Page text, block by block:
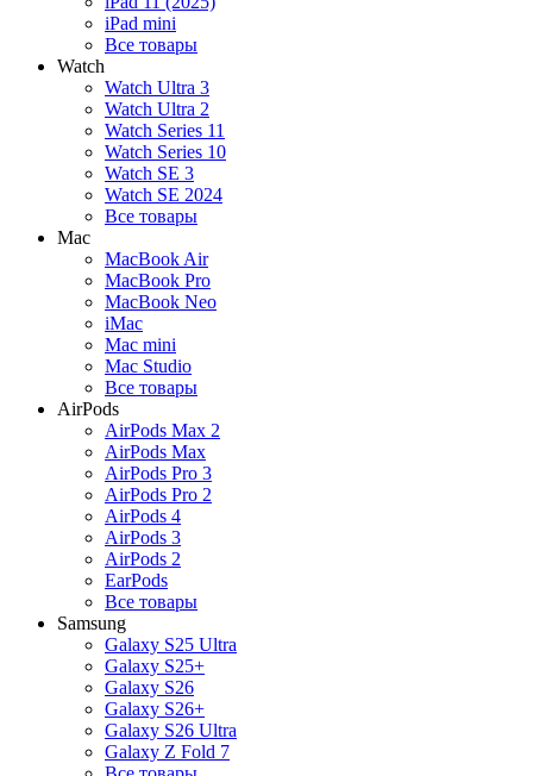
iPad mini
Все товары
Watch
Watch Ultra 3
Watch Ultra 2
Watch Series 11
Watch Series 10
Watch SE 3
Watch SE 2024
Все товары
Mac
MacBook Air
MacBook Pro
MacBook Neo
iMac
Mac mini
Mac Studio
Все товары
AirPods
AirPods Max 2
AirPods Max
AirPods Pro 3
AirPods Pro 2
AirPods 4
AirPods 3
AirPods 2
EarPods
Все товары
Samsung
Galaxy S25 Ultra
Galaxy S25+
Galaxy S26
Galaxy S26+
Galaxy S26 Ultra
Galaxy Z Fold 7